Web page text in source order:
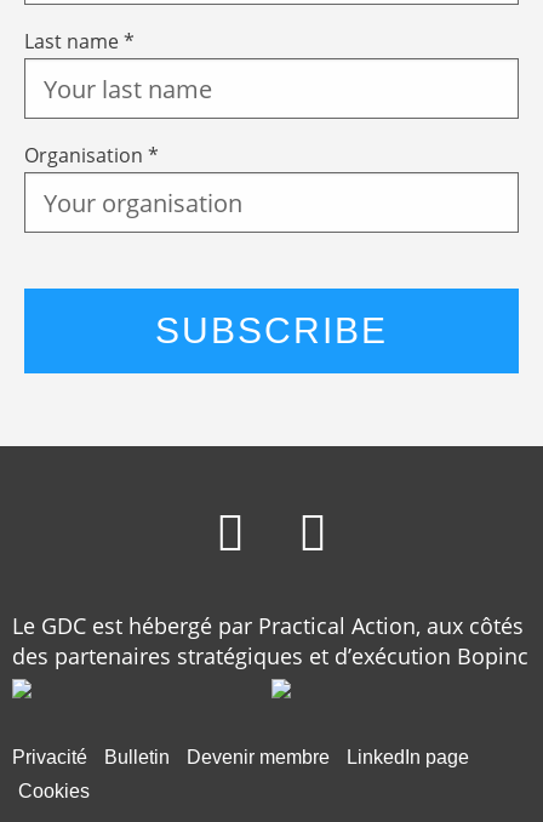
Last name *
Organisation *
Le GDC est hébergé par Practical Action, aux côtés
des partenaires stratégiques et d’exécution Bopinc
Privacité Bulletin Devenir membre
LinkedIn page
Cookies